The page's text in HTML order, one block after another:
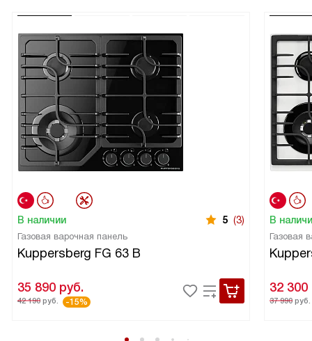
В наличии 5 (3)
Газовая варочная панель
Kuppersberg FG 63 B
35 890 руб.
42 190 руб. -15%
В
Газовая
32 300
37 990руб.